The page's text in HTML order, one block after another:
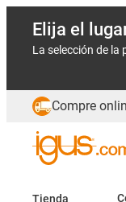
Elija el
La selección de
Compre
Tienda